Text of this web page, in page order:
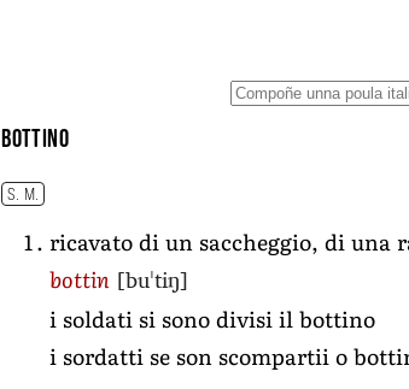
bottino
S. M.
ricavato di un saccheggio, di una
bottin [buˈtiŋ]
i soldati si sono divisi il bottino
i sordatti se son scompartii o